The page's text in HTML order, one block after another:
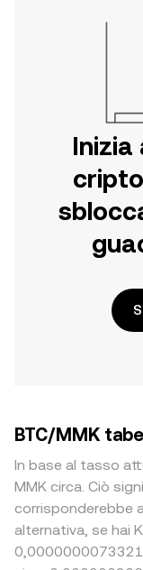
Inizia
BTC/MMK
In base al tasso
MMK circa. Ciò
corrisponderebbe
alternativa, se hai
0,0000000073321